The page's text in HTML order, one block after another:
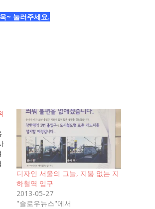
~ 눌러주세요.
디자인 서울의 그늘, 지붕 없는 지
하철역 입구
2013-05-27
"슬로우뉴스"에서